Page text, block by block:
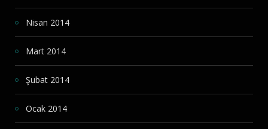
Nisan 2014
Mart 2014
Şubat 2014
Ocak 2014